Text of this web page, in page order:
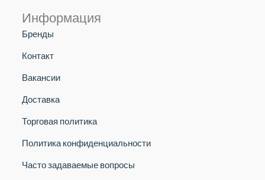
Информация
Бренды
Контакт
Вакансии
Доставка
Торговая политика
Политика конфиденциальности
Часто задаваемые вопросы